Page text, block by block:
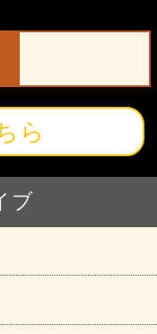
ら
ブ